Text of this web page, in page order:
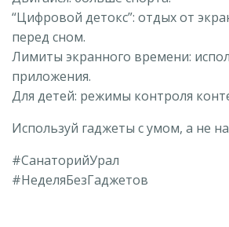
“Цифровой детокс”: отдых от
перед сном.
Лимиты экранного времени:
приложения.
Для детей: режимы контроля
Используй гаджеты с умом, а не
#СанаторийУрал
#НеделяБезГаджетов